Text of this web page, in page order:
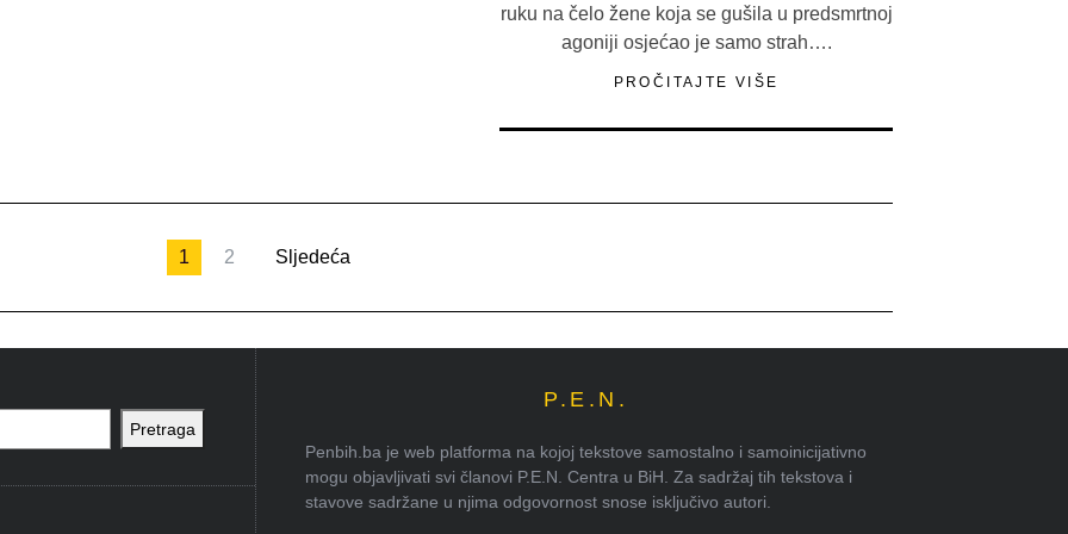
ruku na čelo žene koja se gušila u predsmrtnoj
agoniji osjećao je samo strah….
PROČITAJTE VIŠE
1 2 Sljedeća
Pretraga
P.E.N.
Penbih.ba je web platforma na kojoj tekstove samostalno i samoinicijativno
mogu objavljivati svi članovi P.E.N. Centra u BiH. Za sadržaj tih tekstova i
stavove sadržane u njima odgovornost snose isključivo autori.